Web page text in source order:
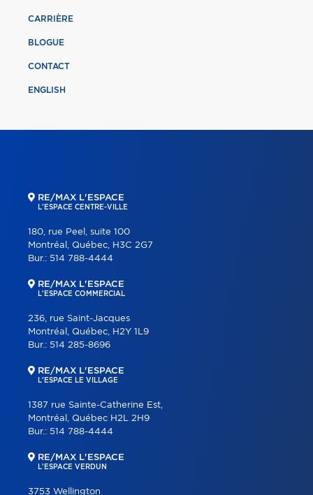
CARRIÈRE
BLOGUE
CONTACT
ENGLISH
RE/MAX L'ESPACE
L'ESPACE CENTRE-VILLE
180, rue Peel, suite 100
Montréal, Québec, H3C 2G7
Bur.: 514 788-4444
RE/MAX L'ESPACE
L'ESPACE COMMERCIAL
236, rue Saint-Jacques
Montréal, Québec, H2Y 1L9
Bur.: 514 285-8696
RE/MAX L'ESPACE
L'ESPACE LE VILLAGE
1387 rue Sainte-Catherine Est,
Montréal, Québec H2L 2H9
Bur.: 514 788-4444
RE/MAX L'ESPACE
L'ESPACE VERDUN
3753 Wellington